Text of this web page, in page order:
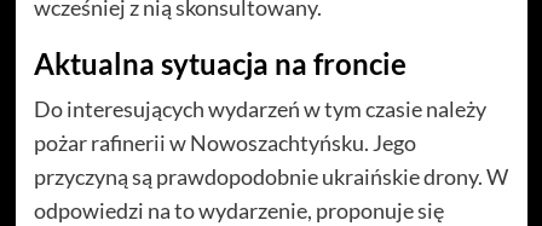
wcześniej z nią skonsultowany.
Aktualna sytuacja na froncie
Do interesujących wydarzeń w tym czasie należy
pożar rafinerii w Nowoszachtyńsku. Jego
przyczyną są prawdopodobnie ukraińskie drony. W
odpowiedzi na to wydarzenie, proponuje się